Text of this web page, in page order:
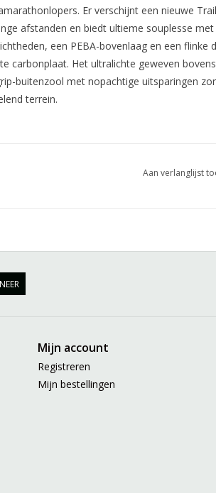
Er verschijnt een nieuwe
afstanden en biedt ultieme souplesse
een PEBA-bovenlaag en een
carbonplaat. Het ultralichte geweven
buitenzool met nopachtige uitsparingen
terrein.
Aan verlanglijst
Mijn account
Registreren
Mijn bestellingen